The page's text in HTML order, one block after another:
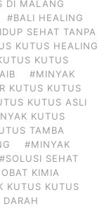
DI MALANG
#BALI HEALING
SEHAT TANPA
KUTUS HEALING
KUTUS
#MINYAK
KUTUS KUTUS
KUTUS ASLI
KUTUS
TAMBA
#MINYAK
#SOLUSI SEHAT
KIMIA
KUTUS KUTUS